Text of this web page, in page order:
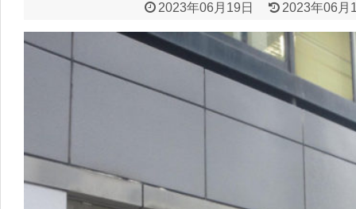
2023年06月19日 2023年06月